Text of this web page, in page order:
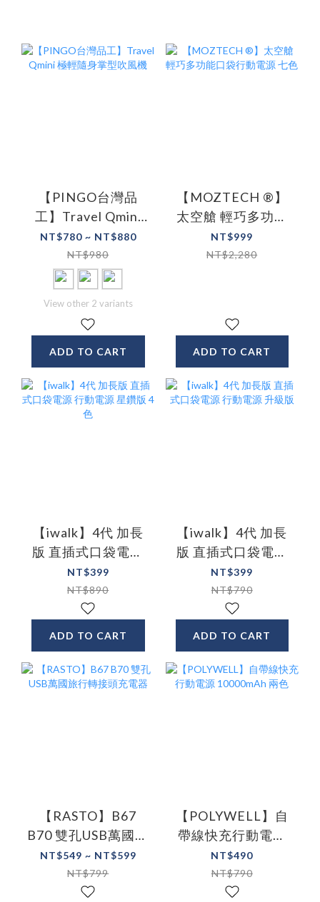
【PINGO台灣品
工】Travel Qmini
極輕隨身掌型吹風
機
NT$780 ~ NT$880
NT$980
View other 2 variants
ADD TO CART
【MOZTECH ®】
太空艙 輕巧多功能
口袋行動電源 七色
NT$999
NT$2,280
ADD TO CART
【iwalk】4代 加長
版 直插式口袋電源
行動電源 星鑽版 4
色
NT$399
NT$890
ADD TO CART
【iwalk】4代 加長
版 直插式口袋電源
行動電源 升級版
NT$399
NT$790
ADD TO CART
【RASTO】B67
B70 雙孔USB萬國旅
行轉接頭充電器
NT$549 ~ NT$599
NT$799
【POLYWELL】自
帶線快充行動電源
10000mAh 兩色
NT$490
NT$790